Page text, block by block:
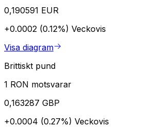
0,190591 EUR
+0.0002 (0.12%) Veckovis
Visa diagram
Brittiskt pund
1 RON motsvarar
0,163287 GBP
+0.0004 (0.27%) Veckovis